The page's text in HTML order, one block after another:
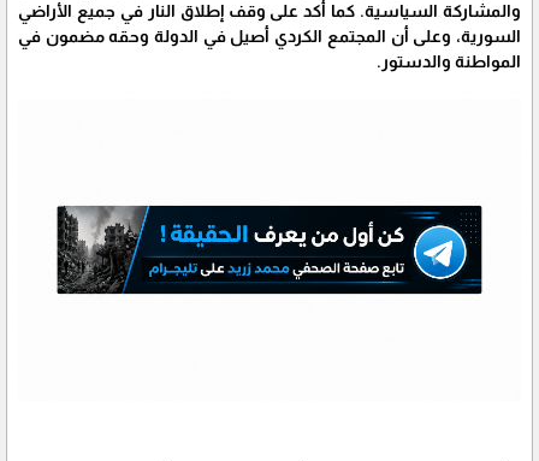
والمشاركة السياسية. كما أكد على وقف إطلاق النار في جميع الأراضي
السورية، وعلى أن المجتمع الكردي أصيل في الدولة وحقه مضمون في
المواطنة والدستور.